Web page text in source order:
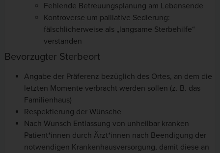
Fehlende Betreuungsplanung am Lebensende
Kontroverse um palliative Sedierung:
fälschlicherweise als „langsame Sterbehilfe“
verstanden
Bevorzugter Sterbeort
Angabe der Präferenz bezüglich des Ortes, an dem die
letzten Momente verbracht werden sollen (z. B. das
Familienhaus)
Respektierung der Wünsche
Nach Wunsch Entlassung von unheilbar kranken
Patient*innen durch Ärzt*innen nach Beendigung der
notwendigen Krankenhausversorgung, damit diese an